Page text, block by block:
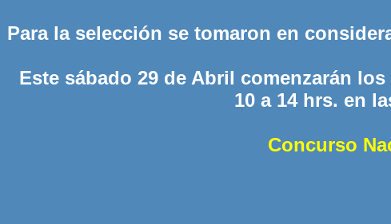
Para la selección se tomaron en
Este sábado 29 de Abril comenzarán
10 a 14 hrs. en
Concurso